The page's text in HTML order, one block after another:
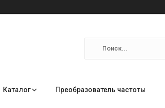
Каталог Преобразователь частоты